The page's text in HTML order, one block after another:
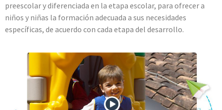
preescolar y diferenciada en la etapa escolar, para ofrecer a
niños y niñas la formación adecuada a sus necesidades
específicas, de acuerdo con cada etapa del desarrollo.